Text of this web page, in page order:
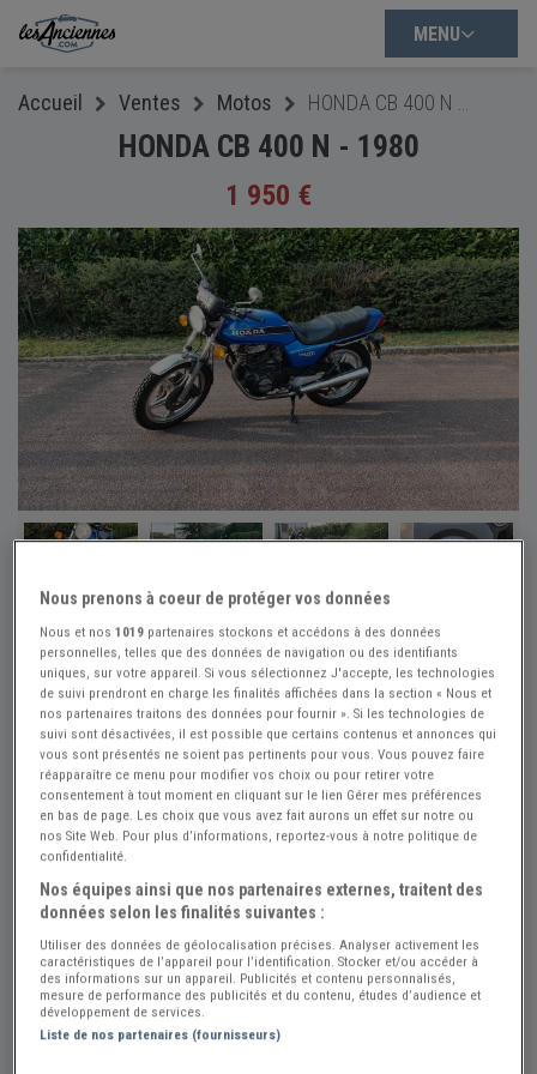
MENU
Accueil Ventes Motos
HONDA CB 400 N - 1980
1 950 €
Réf : A874308 Actualisée le : 31/07/2026
HONDA CB 400 N - 1980
Créer une alerte HONDA CB 400
1 950 €
Vendeur Particulier
Rhône (69) - CHAMPAGNE-AU-MONT-D\'OR (69410)
Voir sur la carte
Voir le téléphone
Envoyer un email
Nous prenons à coeur de protéger vos données
Nous et nos1019 partenaires stockons et accédons à des données
personnelles, telles que des données de navigation ou des identifiants
uniques, sur votre appareil. Si vous sélectionnez J'accepte, les technologies
de suivi prendront en charge les finalités affichées dans la section « Nous et
nos partenaires traitons des données pour fournir ». Si les technologies de
suivi sont désactivées, il est possible que certains contenus et annonces qui
vous sont présentés ne soient pas pertinents pour vous. Vous pouvez faire
réapparaître ce menu pour modifier vos choix ou pour retirer votre
consentement à tout moment en cliquant sur le lien Gérer mes préférences
en bas de page. Les choix que vous avez fait aurons un effet sur notre ou
nos Site Web. Pour plus d’informations, reportez-vous à notre politique de
confidentialité.
Nos équipes ainsi que nos partenaires externes, traitent des
données selon les finalités suivantes :
Utiliser des données de géolocalisation précises. Analyser activement les
caractéristiques de l’appareil pour l’identification. Stocker et/ou accéder à
des informations sur un appareil. Publicités et contenu personnalisés,
mesure de performance des publicités et du contenu, études d’audience et
développement de services.
Liste de nos partenaires (fournisseurs)